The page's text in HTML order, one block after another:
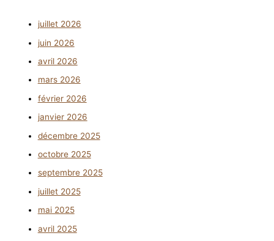
juillet 2026
juin 2026
avril 2026
mars 2026
février 2026
janvier 2026
décembre 2025
octobre 2025
septembre 2025
juillet 2025
mai 2025
avril 2025